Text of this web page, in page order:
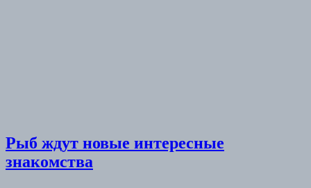
Рыб ждут новые интересные
знакомства